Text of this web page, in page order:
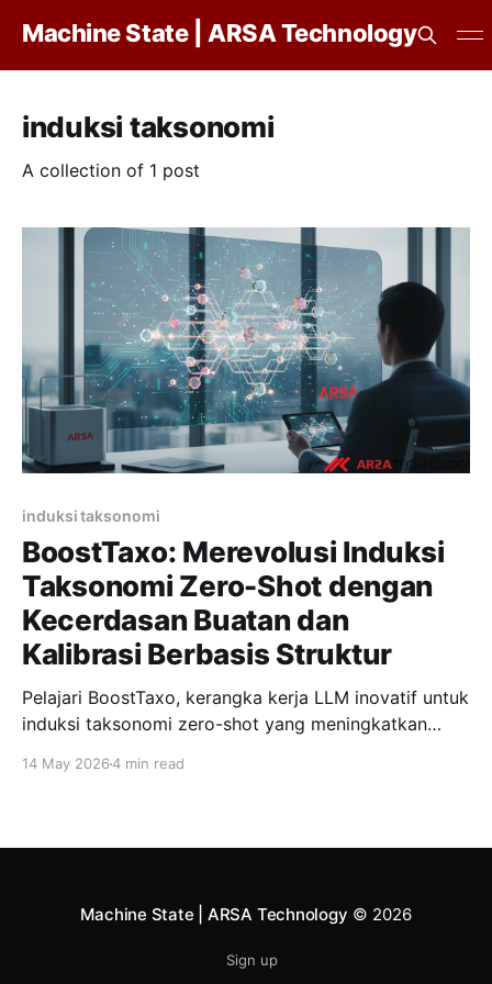
Machine State | ARSA Technology
induksi taksonomi
A collection of 1 post
induksi taksonomi
BoostTaxo: Merevolusi Induksi
Taksonomi Zero-Shot dengan
Kecerdasan Buatan dan
Kalibrasi Berbasis Struktur
Pelajari BoostTaxo, kerangka kerja LLM inovatif untuk
induksi taksonomi zero-shot yang meningkatkan
dalam skala besar.
14 May 20264 min read
Machine State | ARSA Technology © 2026
Sign up